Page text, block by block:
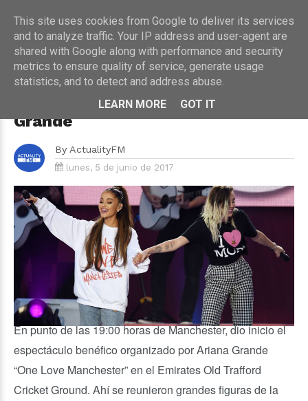
HOME›CONCIERTOS›MÚSICA
Los 10 momentos memorables de
One Love Manchester de Ariana
Grande
By ActualityFM
lunes, 5 de junio de 2017
En punto de las 19:00 horas de Manchester, dio inicio el
espectáculo benéfico organizado por Ariana Grande
“One Love Manchester” en el Emirates Old Trafford
Cricket Ground. Ahí se reunieron grandes figuras de la
This site uses cookies from Google to deliver its services
and to analyze traffic. Your IP address and user-agent are
shared with Google along with performance and security
metrics to ensure quality of service, generate usage
statistics, and to detect and address abuse.
LEARN MORE
GOT IT